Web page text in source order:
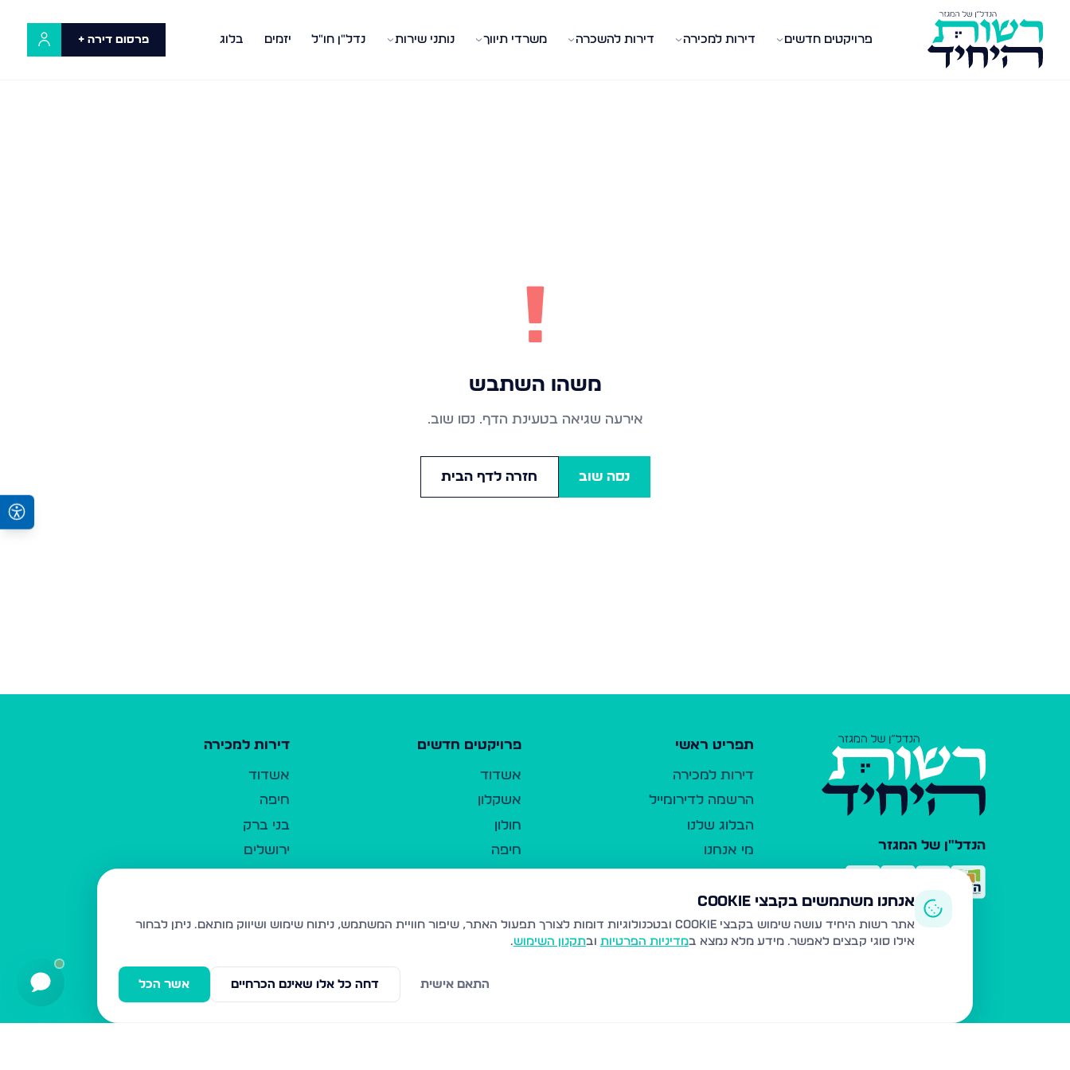
פרויקטים חדשים דירות למכירה דירות להשכרה משרדי תיווך נותני שירות נדל"ן חו"ל יזמים בלוג פרסום דירה +
!
משהו השתבש
אירעה שגיאה בטעינת הדף. נסו שוב.
נסה שוב חזרה לדף הבית
הנדל"ן של המגזר
תפריט ראשי
דירות למכירה
הרשמה לדירומייל
הבלוג שלנו
מי אנחנו
כלי עזר
פרסום ברשות היחיד
משרדי תיווך
פרויקטים חדשים
אשדוד
אשקלון
חולון
חיפה
נהריה
עמנואל
דירות למכירה
אשדוד
חיפה
בני ברק
ירושלים
בית שמש
ביתר עילית
אנחנו משתמשים בקבצי Cookie
אתר רשות היחיד עושה שימוש בקבצי Cookie ובטכנולוגיות דומות לצורך תפעול האתר, שיפור חוויית המשתמש, ניתוח שימוש ושיווק מותאם.
ניתן לבחור
אילו סוגי קבצים לאפשר. מידע מלא נמצא במדיניות הפרטיות ובתקנון השימוש.
אשר הכל דחה כל אלו שאינם הכרחיים התאם אישית